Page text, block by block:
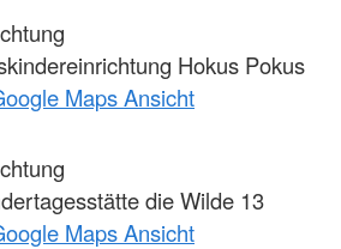
Hokus Pokus
Maps Ansicht
die Wilde 13
Maps Ansicht